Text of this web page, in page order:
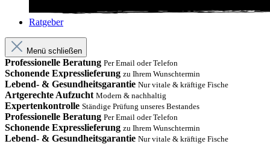
Ratgeber
Menü schließen
Professionelle Beratung Per Email oder Telefon
Schonende Expresslieferung zu Ihrem Wunschtermin
Lebend- & Gesundheitsgarantie Nur vitale & kräftige Fische
Artgerechte Aufzucht Modern & nachhaltig
Expertenkontrolle Ständige Prüfung unseres Bestandes
Professionelle Beratung Per Email oder Telefon
Schonende Expresslieferung zu Ihrem Wunschtermin
Lebend- & Gesundheitsgarantie Nur vitale & kräftige Fische